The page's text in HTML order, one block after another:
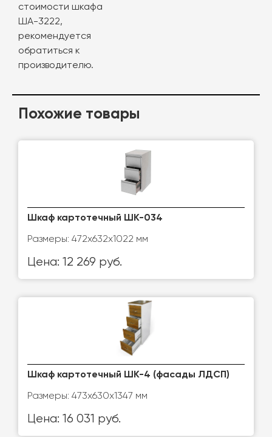
стоимости шкафа
ША-3222,
рекомендуется
обратиться к
производителю.
Похожие товары
Шкаф картотечный ШК-034
Размеры: 472х632х1022 мм
Цена: 12 269 руб.
Шкаф картотечный ШК-4 (фасады ЛДСП)
Размеры: 473х630х1347 мм
Цена: 16 031 руб.